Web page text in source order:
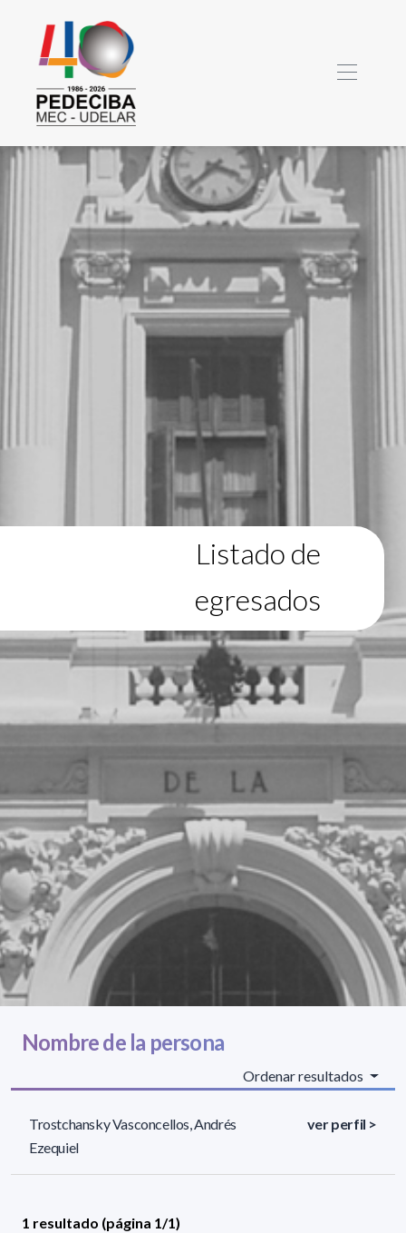
Listado de
egresados
Nombre de la persona
Ordenar resultados
Trostchansky Vasconcellos, Andrés
Ezequiel
ver perfil >
1 resultado (página 1/1)